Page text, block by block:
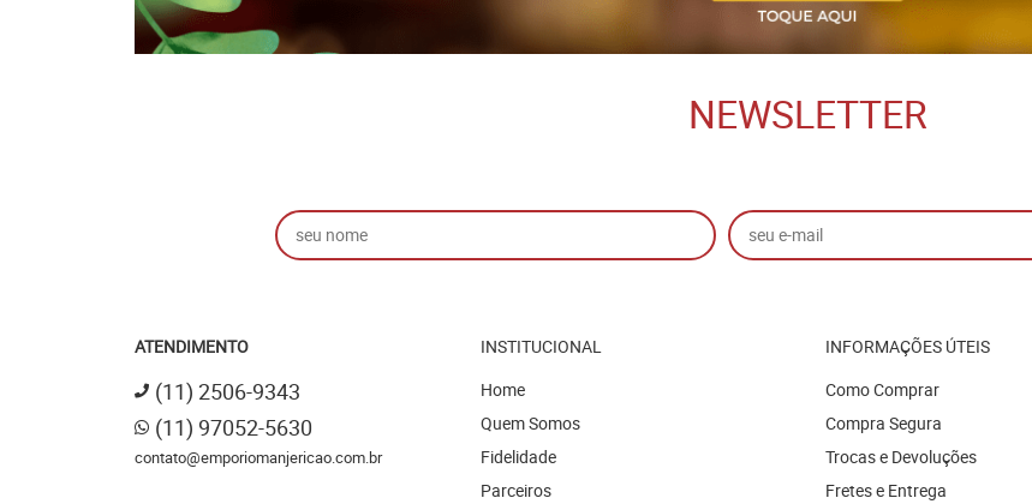
NEWSLETTER
ATENDIMENTO
(11) 2506-9343
(11) 97052-5630
contato@emporiomanjericao.com.br
INSTITUCIONAL
Home
Quem Somos
Fidelidade
Parceiros
INFORMAÇÕES ÚTEIS
Como Comprar
Compra Segura
Trocas e Devoluções
Fretes e Entrega